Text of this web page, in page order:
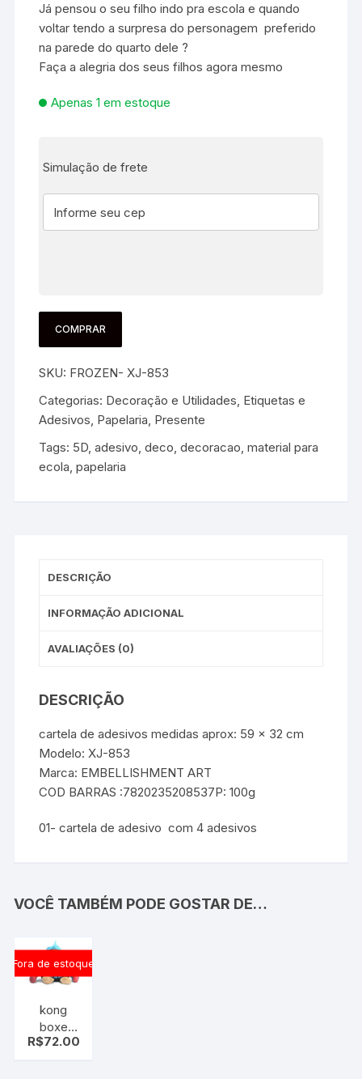
Já pensou o seu filho indo pra escola e quando
voltar tendo a surpresa do personagem preferido
na parede do quarto dele ?
Faça a alegria dos seus filhos agora mesmo
Apenas 1 em estoque
Simulação de frete
COMPRAR
SKU: FROZEN- XJ-853
Categorias: Decoração e Utilidades, Etiquetas e
Adesivos, Papelaria, Presente
Tags: 5D,adesivo,deco,decoracao,material para
ecola,papelaria
DESCRIÇÃO
INFORMAÇÃO ADICIONAL
AVALIAÇÕES (0)
DESCRIÇÃO
cartela de adesivos medidas aprox: 59 x 32 cm
Modelo: XJ-853
Marca: EMBELLISHMENT ART
COD BARRAS :7820235208537P: 100g
01- cartela de adesivo com 4 adesivos
VOCÊ TAMBÉM PODE GOSTAR DE…
Fora de estoque
kong
boxe
urso de
R$72.00